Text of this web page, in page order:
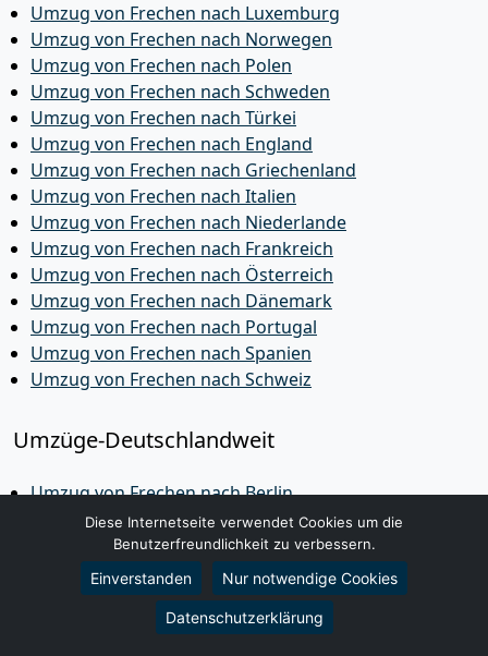
Umzug von Frechen nach Luxemburg
Umzug von Frechen nach Norwegen
Umzug von Frechen nach Polen
Umzug von Frechen nach Schweden
Umzug von Frechen nach Türkei
Umzug von Frechen nach England
Umzug von Frechen nach Griechenland
Umzug von Frechen nach Italien
Umzug von Frechen nach Niederlande
Umzug von Frechen nach Frankreich
Umzug von Frechen nach Österreich
Umzug von Frechen nach Dänemark
Umzug von Frechen nach Portugal
Umzug von Frechen nach Spanien
Umzug von Frechen nach Schweiz
Umzüge-Deutschlandweit
Umzug von Frechen nach Berlin
Umzug von Frechen nach Bonn
Umzug von Frechen nach Essen
Umzug von Frechen nach Leipzig
Umzug von Frechen nach Bremen
Umzug von Frechen nach Cottbus
Diese Internetseite verwendet Cookies um die
Benutzerfreundlichkeit zu verbessern.
Einverstanden Nur notwendige Cookies
Datenschutzerklärung